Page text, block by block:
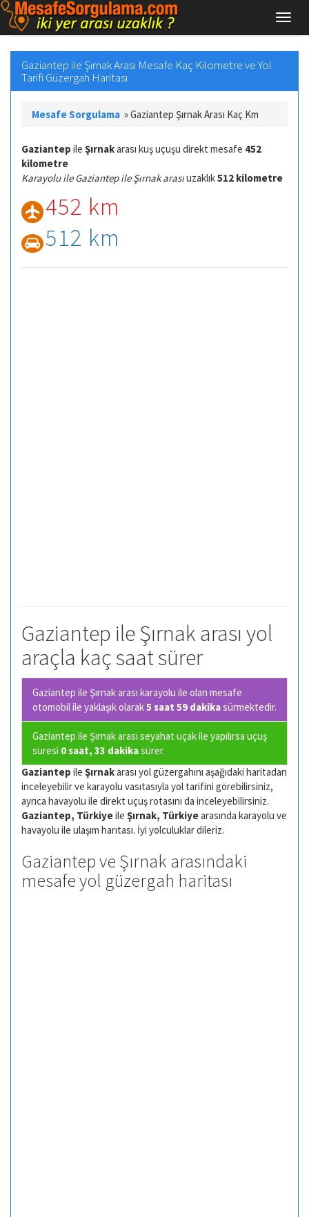
Gaziantep ile Şırnak Arası Mesafe Kaç Kilometre ve Yol
Tarifi Güzergah Haritası
Mesafe Sorgulama »Gaziantep Şırnak Arası Kaç Km
Gaziantep ile Şırnakarası kuş uçuşu direkt mesafe 452
kilometre
Karayolu ile Gaziantep ile Şırnak arasıuzaklık512 kilometre
452 km
512 km
Gaziantep ile Şırnak arası yol
araçla kaç saat sürer
Gaziantep ile Şırnak arası karayolu ile olan mesafe
otomobil ile yaklaşık olarak5 saat 59 dakikasürmektedir.
Gaziantep ile Şırnak arası seyahat uçak ile yapılırsa uçuş
süresi 0 saat, 33 dakikasürer.
Gaziantep ile Şırnakarası yol güzergahını aşağıdaki haritadan
inceleyebilir ve karayolu vasıtasıyla yol tarifini görebilirsiniz,
ayrıca havayolu ile direkt uçuş rotasını da inceleyebilirsiniz.
Gaziantep, Türkiyeile Şırnak, Türkiyearasında karayolu ve
havayolu ile ulaşım harıtası. İyi yolculuklar dileriz.
Gaziantep ve Şırnak arasındaki
mesafe yol güzergah haritası